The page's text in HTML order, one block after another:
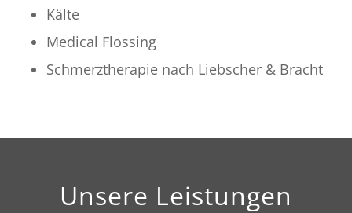
Kälte
Medical Flossing
Schmerztherapie nach Liebscher & Bracht
Unsere Leistungen